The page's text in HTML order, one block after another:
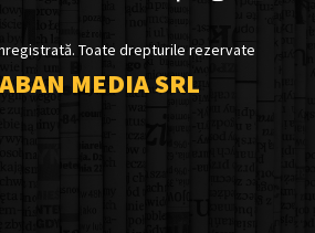
Toate drepturile rezervate
MEDIA SRL